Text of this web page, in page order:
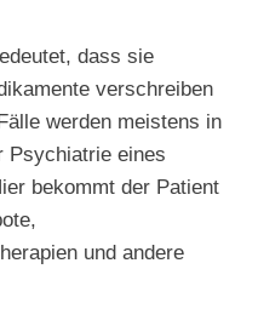
dass sie
verschreiben
werden meistens in
Psychiatrie eines
bekommt der Patient
und andere